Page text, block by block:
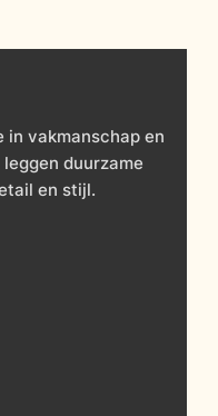
in vakmanschap en
duurzame
en stijl.